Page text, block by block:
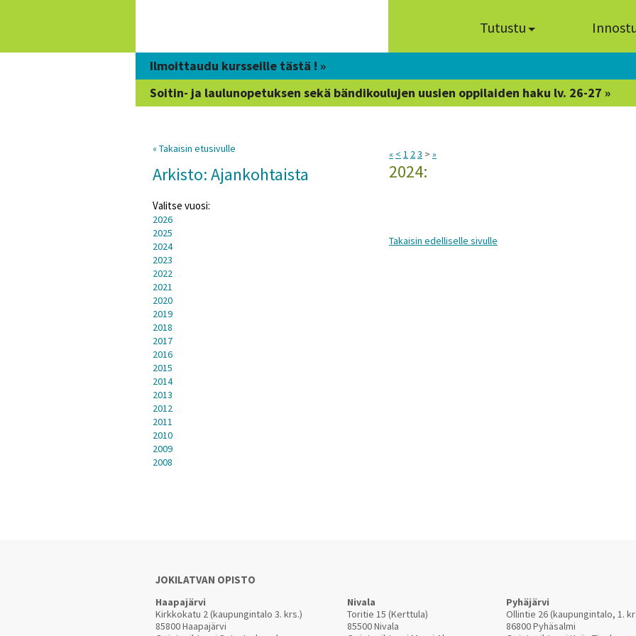
Tutustu
Ilmoittaudu kursseille tästä ! »
Soitin- ja laulunopetuksen sekä bändikoulujen uusien oppilaiden haku lv. 26-27 »
« < 1 23 > »
2024:
Takaisin edelliselle sivulle
« Takaisin etusivulle
Arkisto: Ajankohtaista
Valitse vuosi:
2026
2025
2024
2023
2022
2021
2020
2019
2018
2017
2016
2015
2014
2013
2012
2011
2010
2009
2008
JOKILATVAN OPISTO
Haapajärvi
Kirkkokatu 2 (kaupungintalo 3. krs.)
85800 Haapajärvi
Nivala
Toritie 15 (Kerttula)
85500 Nivala
Pyhäjärvi
Ollintie 26 (kaupungintalo, 1.
86800 Pyhäsalmi